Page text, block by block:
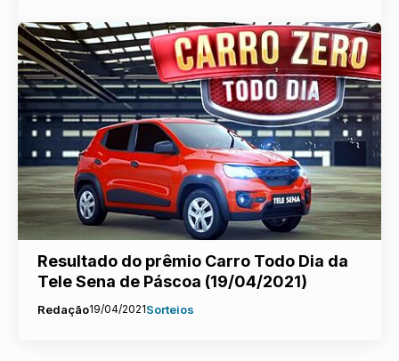
Resultado do prêmio Carro Todo Dia da
Tele Sena de Páscoa (19/04/2021)
Redação19/04/2021Sorteios